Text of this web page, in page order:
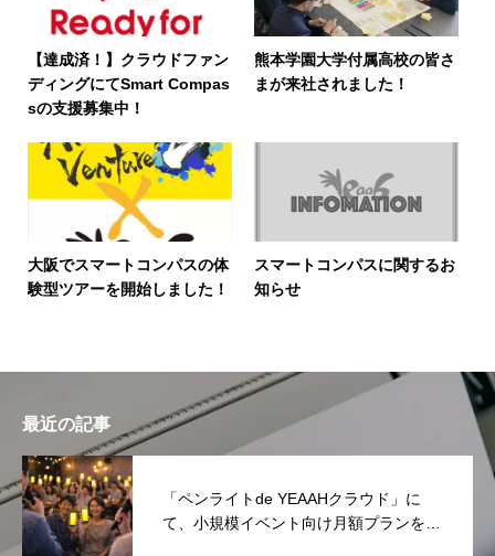
【達成済！】クラウドファン
ディングにてSmart Compas
sの支援募集中！
熊本学園大学付属高校の皆さ
まが来社されました！
大阪でスマートコンパスの体
験型ツアーを開始しました！
スマートコンパスに関するお
知らせ
最近の記事
「ペンライトde YEAAHクラウド」に
て、小規模イベント向け月額プランを提